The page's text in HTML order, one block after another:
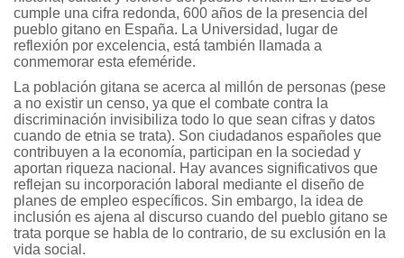
cumple una cifra redonda, 600 años de la presencia del
pueblo gitano en España. La Universidad, lugar de
reflexión por excelencia, está también llamada a
conmemorar esta efeméride.
La población gitana se acerca al millón de personas (pese
a no existir un censo, ya que el combate contra la
discriminación invisibiliza todo lo que sean cifras y datos
cuando de etnia se trata). Son ciudadanos españoles que
contribuyen a la economía, participan en la sociedad y
aportan riqueza nacional. Hay avances significativos que
reflejan su incorporación laboral mediante el diseño de
planes de empleo específicos. Sin embargo, la idea de
inclusión es ajena al discurso cuando del pueblo gitano se
trata porque se habla de lo contrario, de su exclusión en la
vida social.